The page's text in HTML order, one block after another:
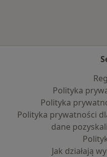
Polityka
Polityka
Polityka prywatności
dane
Jak działają